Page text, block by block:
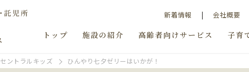
新着情報 会社概要
トップ 施設の紹介 高齢者向けサービス 子育
セントラルキッズ ひんやり七夕ゼリーはいかが！